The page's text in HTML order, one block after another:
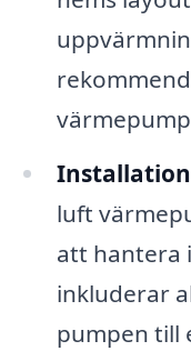
luft
att hantera
inkluderar
pumpen till